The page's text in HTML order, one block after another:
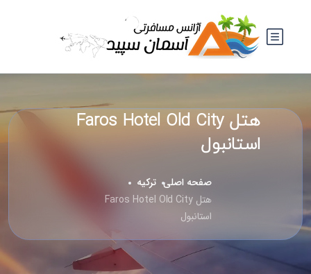
هتل Faros Hotel Old City
استانبول
صفحه اصلی ترکیه
هتل Faros Hotel Old City
استانبول